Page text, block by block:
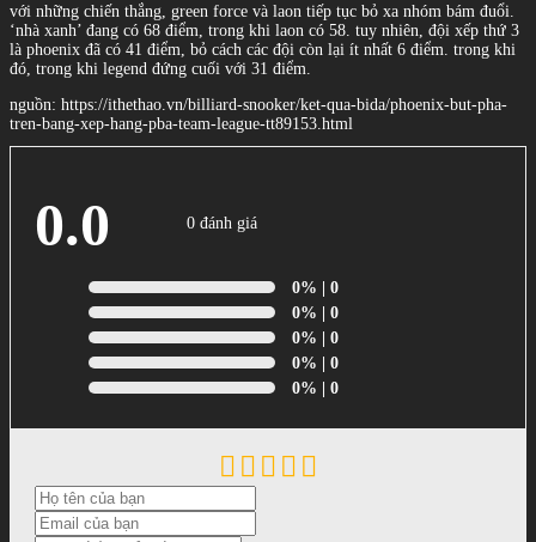
với những chiến thắng, green force và laon tiếp tục bỏ xa nhóm bám đuổi.
‘nhà xanh’ đang có 68 điểm, trong khi laon có 58. tuy nhiên, đội xếp thứ 3
là phoenix đã có 41 điểm, bỏ cách các đội còn lại ít nhất 6 điểm. trong khi
đó, trong khi legend đứng cuối với 31 điểm.
nguồn: https://ithethao.vn/billiard-snooker/ket-qua-bida/phoenix-but-pha-
tren-bang-xep-hang-pba-team-league-tt89153.html
0.0 0 đánh giá
0% | 0
0% | 0
0% | 0
0% | 0
0% | 0